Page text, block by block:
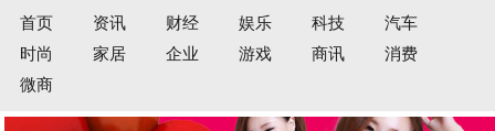
首页 资讯 财经 娱乐 科技
汽车
时尚
家居 企业 游戏 商讯
消费
微商